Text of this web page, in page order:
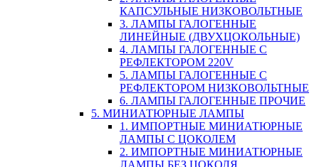
КАПСУЛЬНЫЕ НИЗКОВОЛЬТНЫЕ
3. ЛАМПЫ ГАЛОГЕННЫЕ
ЛИНЕЙНЫЕ (ДВУХЦОКОЛЬНЫЕ)
4. ЛАМПЫ ГАЛОГЕННЫЕ С
РЕФЛЕКТОРОМ 220V
5. ЛАМПЫ ГАЛОГЕННЫЕ С
РЕФЛЕКТОРОМ НИЗКОВОЛЬТНЫЕ
6. ЛАМПЫ ГАЛОГЕННЫЕ ПРОЧИЕ
5. МИНИАТЮРНЫЕ ЛАМПЫ
1. ИМПОРТНЫЕ МИНИАТЮРНЫЕ
ЛАМПЫ С ЦОКОЛЕМ
2. ИМПОРТНЫЕ МИНИАТЮРНЫЕ
ЛАМПЫ БЕЗ ЦОКОЛЯ